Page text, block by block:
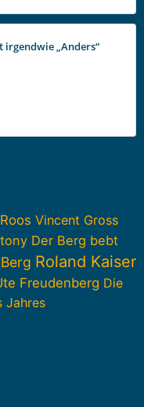
irgendwie „Anders“
Vincent Gross
Der Berg bebt
Roland Kaiser
Freudenberg Die
Jahres